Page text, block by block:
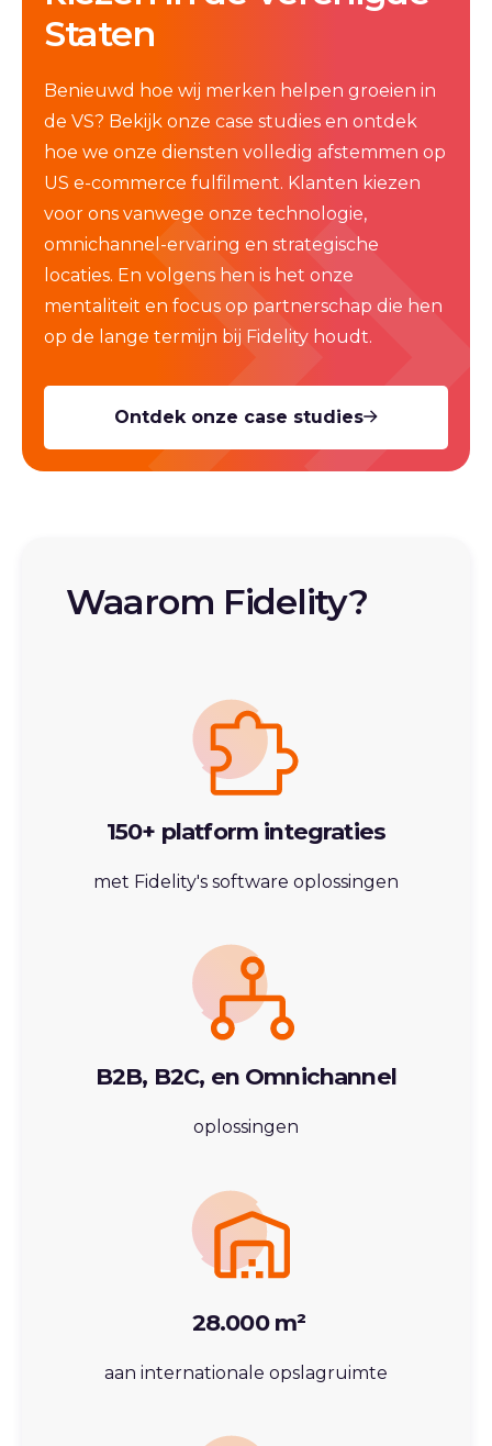
Staten
Benieuwd hoe wij merken helpen groeien in
de VS? Bekijk onze case studies en ontdek
hoe we onze diensten volledig afstemmen op
US e‑commerce fulfilment. Klanten kiezen
voor ons vanwege onze technologie,
omnichannel-ervaring en strategische
locaties. En volgens hen is het onze
mentaliteit en focus op partnerschap die hen
op de lange termijn bij Fidelity houdt.
Ontdek onze case studies
Waarom Fidelity?
150+ platform integraties
met Fidelity's software oplossingen
B2B, B2C, en Omnichannel
oplossingen
28.000 m²
aan internationale opslagruimte